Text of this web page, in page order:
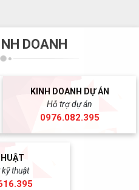
DOANH
KINH DOANH DỰ ÁN
Hỗ trợ dự án
0976.082.395
thuật